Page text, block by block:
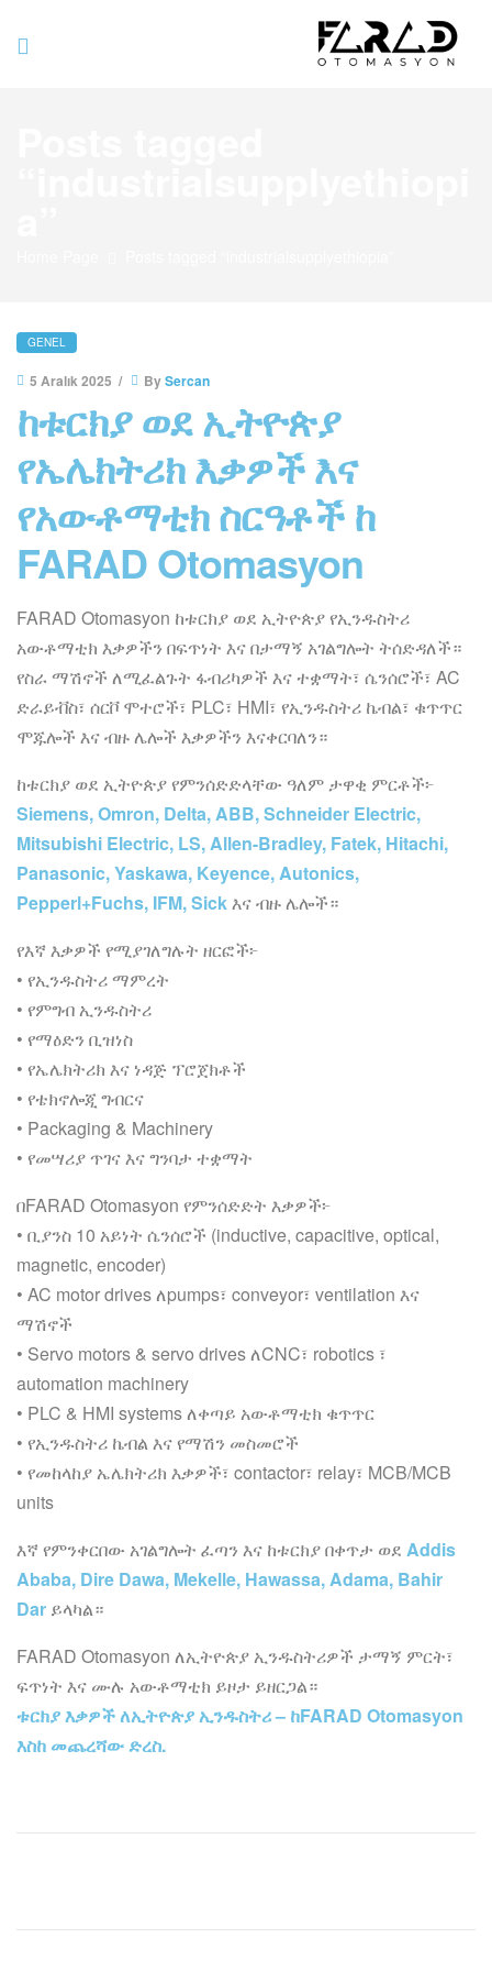
GENEL
5 Aralık 2025 BySercan
ከቱርክያ ወደ ኢትዮጵያ
የኤሌክትሪክ እቃዎች እና
የአውቶማቲክ ስርዓቶች ከ
FARAD Otomasyon
FARAD Otomasyon ከቱርክያ ወደ ኢትዮጵያ የኢንዱስትሪ
አውቶማቲክ እቃዎችን በፍጥነት እና በታማኝ አገልግሎት ትሰድዳለች።
የስራ ማሽኖች ለሚፈልጉት ፋብሪካዎች እና ተቋማት፣ ሴንሰሮች፣ AC
ድራይቭስ፣ ሰርቮ ሞተሮች፣ PLC፣ HMI፣ የኢንዱስትሪ ኬብል፣ ቁጥጥር
ሞጁሎች እና ብዙ ሌሎች እቃዎችን እናቀርባለን።
ከቱርክያ ወደ ኢትዮጵያ የምንሰድድላቸው ዓለም ታዋቂ ምርቶች፦
Siemens, Omron, Delta, ABB, Schneider Electric,
Mitsubishi Electric, LS, Allen-Bradley, Fatek, Hitachi,
Panasonic, Yaskawa, Keyence, Autonics,
Pepperl+Fuchs, IFM, Sickእና ብዙ ሌሎች።
የእኛ እቃዎች የሚያገለግሉት ዘርፎች፦
• የኢንዱስትሪ ማምረት
• የምግብ ኢንዱስትሪ
• የማዕድን ቢዝነስ
• የኤሌክትሪክ እና ነዳጅ ፕሮጀክቶች
• የቴክኖሎጂ ግብርና
• Packaging & Machinery
• የመሣሪያ ጥገና እና ግንባታ ተቋማት
በFARAD Otomasyon የምንሰድድት እቃዎች፦
• ቢያንስ 10 አይነት ሴንሰሮች (inductive, capacitive, optical,
magnetic, encoder)
• AC motor drives ለpumps፣ conveyor፣ ventilation እና
ማሽኖች
• Servo motors & servo drives ለCNC፣ robotics ፣
automation machinery
• PLC & HMI systems ለቀጣይ አውቶማቲክ ቁጥጥር
• የኢንዱስትሪ ኬብል እና የማሽን መስመሮች
• የመከላከያ ኤሌክትሪክ እቃዎች፣ contactor፣ relay፣ MCB/MCB
units
እኛ የምንቀርበው አገልግሎት ፈጣን እና ከቱርክያ በቀጥታ ወደ Addis
Ababa, Dire Dawa, Mekelle, Hawassa, Adama, Bahir
Dar ይላካል።
FARAD Otomasyon ለኢትዮጵያ ኢንዱስትሪዎች ታማኝ ምርት፣
ፍጥነት እና ሙሉ አውቶማቲክ ይዞታ ይዘርጋል።
ቱርክያ እቃዎች ለኢትዮጵያ ኢንዱስትሪ – ከFARAD Otomasyon
እስከ መጨረሻው ድረስ.